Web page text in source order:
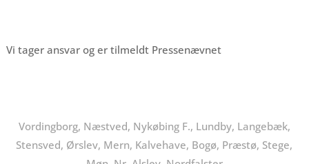
Vi tager ansvar og er tilmeldt Pressenævnet
Vordingborg, Næstved, Nykøbing F., Lundby, Langebæk,
Stensved, Ørslev, Mern, Kalvehave, Bogø, Præstø, Stege,